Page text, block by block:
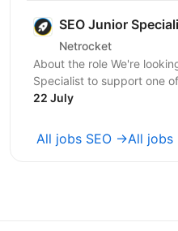
SEO Junior
Netrocket
About the role We're
Specialist to support one
members with day-to-day
22 July
All jobs SEO →All